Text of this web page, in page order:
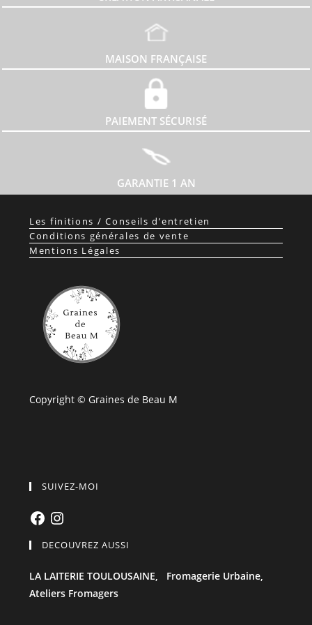
MAISON FRANÇAISE
PAIEMENT SÉCURISÉ
GARANTIE 1 AN
Les finitions / Conseils d’entretien
Conditions générales de vente
Mentions Légales
Copyright © Graines de Beau M
SUIVEZ-MOI
FacebookInstagram
DECOUVREZ AUSSI
LA LAITERIE TOULOUSAINE, Fromagerie Urbaine,
Ateliers Fromagers